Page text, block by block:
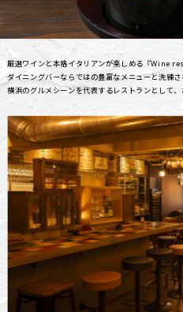
厳選ワインと本格イタリアンが楽しめる『Wine
ダイニングバーならではの豊富なメニューと洗練
横浜のグルメシーンを代表するレストランとして、